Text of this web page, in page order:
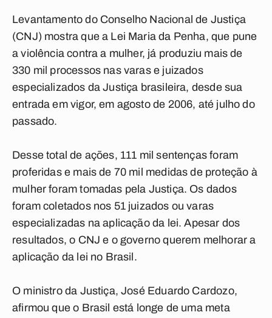
Levantamento do Conselho Nacional de Justiça
(CNJ) mostra que a Lei Maria da Penha, que pune
a violência contra a mulher, já produziu mais de
330 mil processos nas varas e juizados
especializados da Justiça brasileira, desde sua
entrada em vigor, em agosto de 2006, até julho do
passado.
Desse total de ações, 111 mil sentenças foram
proferidas e mais de 70 mil medidas de proteção à
mulher foram tomadas pela Justiça. Os dados
foram coletados nos 51 juizados ou varas
especializadas na aplicação da lei. Apesar dos
resultados, o CNJ e o governo querem melhorar a
aplicação da lei no Brasil.
O ministro da Justiça, José Eduardo Cardozo,
afirmou que o Brasil está longe de uma meta